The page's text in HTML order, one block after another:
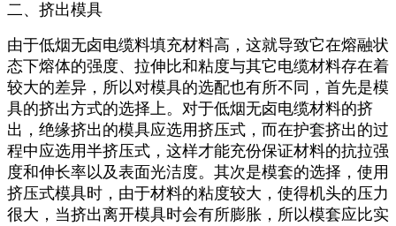
二、挤出模具
由于低烟无卤电缆料填充材料高，这就导致它在熔融状
态下熔体的强度、拉伸比和粘度与其它电缆材料存在着
较大的差异，所以对模具的选配也有所不同，首先是模
具的挤出方式的选择上。对于低烟无卤电缆材料的挤
出，绝缘挤出的模具应选用挤压式，而在护套挤出的过
程中应选用半挤压式，这样才能充份保证材料的抗拉强
度和伸长率以及表面光洁度。其次是模套的选择，使用
挤压式模具时，由于材料的粘度较大，使得机头的压力
很大，当挤出离开模具时会有所膨胀，所以模套应比实